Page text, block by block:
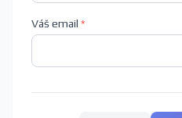
Váš email *